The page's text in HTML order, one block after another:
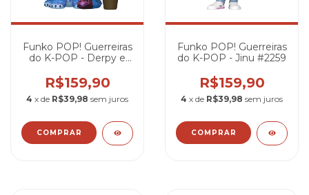
Funko POP! Guerreiras
do K-POP - Derpy e
R$159,90
4 x de R$39,98 sem juros
Funko POP! Guerreiras
do K-POP - Jinu #2259
R$159,90
4 x de R$39,98 sem juros